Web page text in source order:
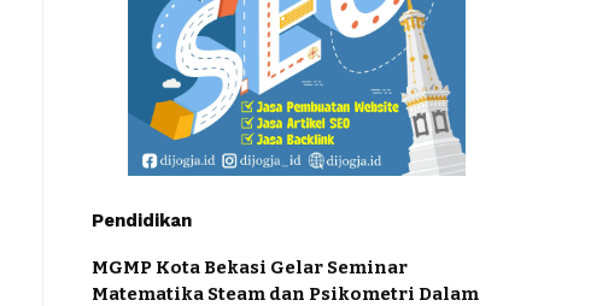
Pendidikan
MGMP Kota Bekasi Gelar Seminar
Matematika Steam dan Psikometri Dalam